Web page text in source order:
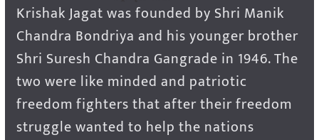
Krishak Jagat was founded by Shri Manik
Chandra Bondriya and his younger brother
Shri Suresh Chandra Gangrade in 1946. The
two were like minded and patriotic
freedom fighters that after their freedom
struggle wanted to help the nations